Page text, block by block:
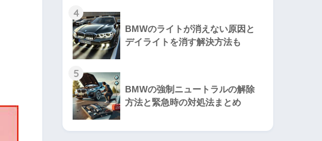
4
BMWのライトが消えない原因と
デイライトを消す解決方法も
5
BMWの強制ニュートラルの解除
方法と緊急時の対処法まとめ